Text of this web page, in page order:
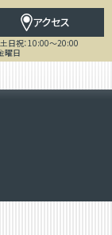
アクセス
日祝：10:00～20:00
曜日